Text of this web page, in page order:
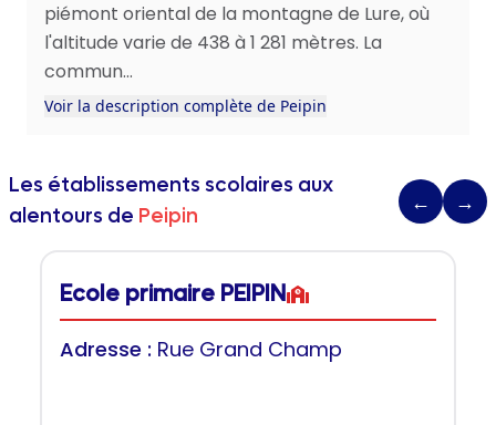
piémont oriental de la montagne de Lure, où
l'altitude varie de 438 à 1 281 mètres. La
commun...
Voir la description complète de Peipin
Les établissements scolaires aux
alentours de Peipin
← →
Ecole primaire PEIPIN
Adresse : Rue Grand Champ